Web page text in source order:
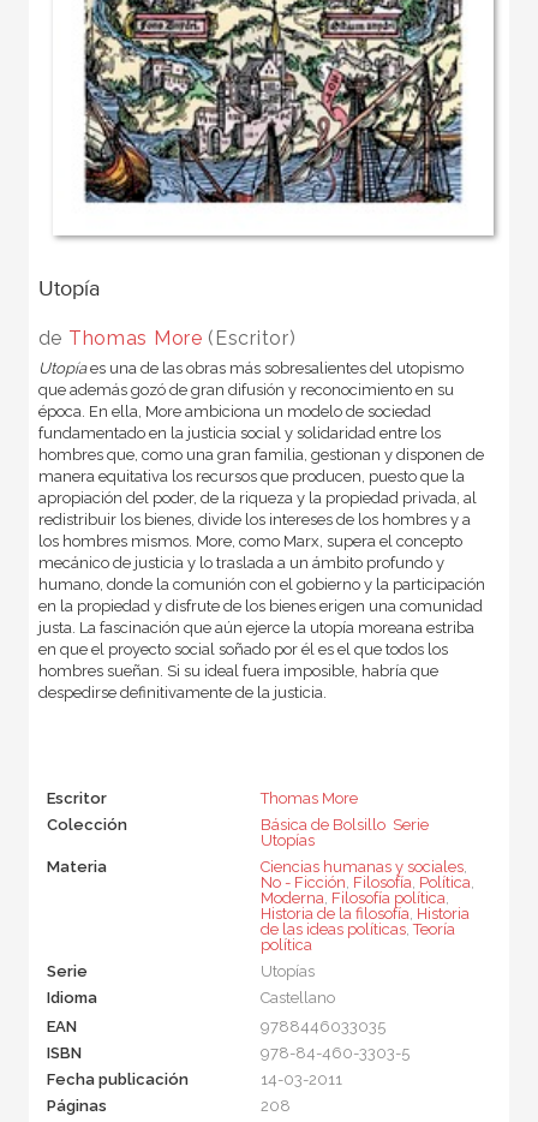
Utopía
de Thomas More (Escritor)
Utopíaes una de las obras más sobresalientes del utopismo
que además gozó de gran difusión y reconocimiento en su
época. En ella, More ambiciona un modelo de sociedad
fundamentado en la justicia social y solidaridad entre los
hombres que, como una gran familia, gestionan y disponen de
manera equitativa los recursos que producen, puesto que la
apropiación del poder, de la riqueza y la propiedad privada, al
redistribuir los bienes, divide los intereses de los hombres y a
los hombres mismos. More, como Marx, supera el concepto
mecánico de justicia y lo traslada a un ámbito profundo y
humano, donde la comunión con el gobierno y la participación
en la propiedad y disfrute de los bienes erigen una comunidad
justa. La fascinación que aún ejerce la utopía moreana estriba
en que el proyecto social soñado por él es el que todos los
hombres sueñan. Si su ideal fuera imposible, habría que
despedirse definitivamente de la justicia.
Escritor
Thomas More
Colección
Básica de Bolsillo  Serie
Utopías
Materia
Ciencias humanas y sociales,
No - Ficción, Filosofía, Política,
Moderna, Filosofía política,
Historia de la filosofía, Historia
de las ideas políticas,Teoría
política
Serie
Utopías
Idioma
Castellano
EAN
9788446033035
ISBN
978-84-460-3303-5
Fecha publicación
14-03-2011
Páginas
208